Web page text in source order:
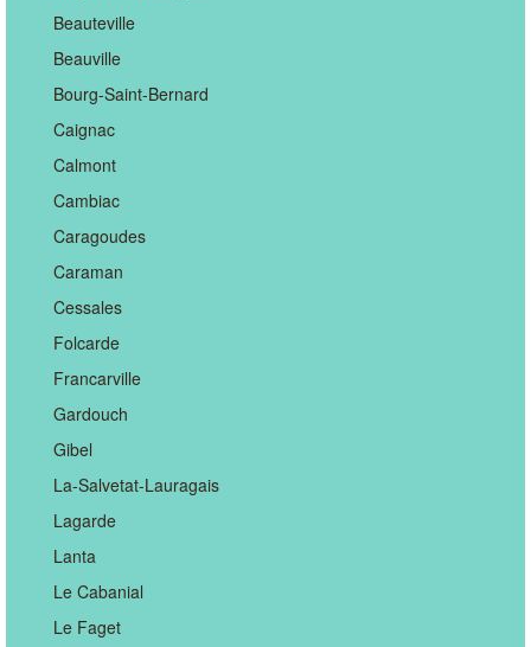
Beauteville
Beauville
Bourg-Saint-Bernard
Caignac
Calmont
Cambiac
Caragoudes
Caraman
Cessales
Folcarde
Francarville
Gardouch
Gibel
La-Salvetat-Lauragais
Lagarde
Lanta
Le Cabanial
Le Faget